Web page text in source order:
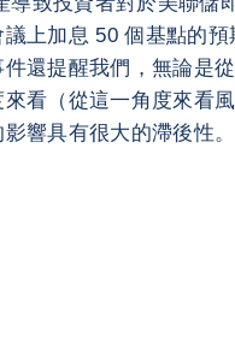
議上加息 50 個基點的
還提醒我們，無論是
來看（從這一角度來看
響具有很大的滯後性。